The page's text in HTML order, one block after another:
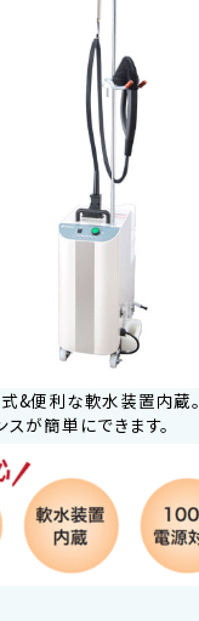
&便利な軟水装置内蔵。
が簡単にできます。